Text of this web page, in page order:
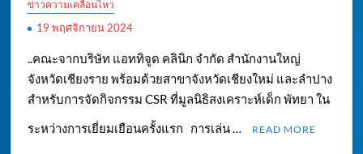
ข่าวความเคลื่อนไหว
19 พฤศจิกายน 2024
..คณะจากบริษัท แอททิจูด คลินิก จำกัด สำนักงานใหญ่
จังหวัดเชียงราย พร้อมด้วยสาขาจังหวัดเชียงใหม่ และลำปาง
สำหรับการจัดกิจกรรม CSR ที่มูลนิธิสงเคราะห์เด็ก พัทยา ใน
ระหว่างการเยี่ยมเยือนครั้งแรก การเล่น …
READ MORE